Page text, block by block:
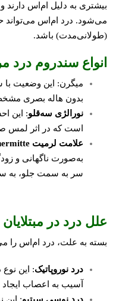
بیشتری به دلیل ام‌اس دارند
می‌شود. درد ام‌اس می‌تواند
(طولانی‌مدت) باشد.
انواع سندروم درد
میگرن: این وضعیت با
بدون هاله بصری
نورالژی سه‌قلو: این
است که در اثر لمس
علامت لرمیت
به‌صورت ناگهانی و
سر به سمت جلو، به
علل درد در
بسته به علت، درد ام‌اس را
درد نوروپاتیک: این نوع
آسیب به اعصاب